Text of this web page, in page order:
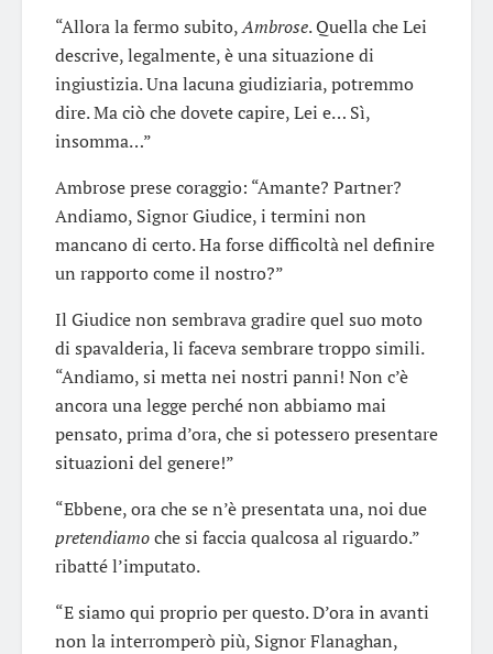
“Allora la fermo subito,Ambrose. Quella che Lei
descrive, legalmente, è una situazione di
ingiustizia. Una lacuna giudiziaria, potremmo
dire. Ma ciò che dovete capire, Lei e… Sì,
insomma…”
Ambrose prese coraggio: “Amante? Partner?
Andiamo, Signor Giudice, i termini non
mancano di certo. Ha forse difficoltà nel definire
un rapporto come il nostro?”
Il Giudice non sembrava gradire quel suo moto
di spavalderia, li faceva sembrare troppo simili.
“Andiamo, si metta nei nostri panni! Non c’è
ancora una legge perché non abbiamo mai
pensato, prima d’ora, che si potessero presentare
situazioni del genere!”
“Ebbene, ora che se n’è presentata una, noi due
pretendiamoche si faccia qualcosa al riguardo.”
ribatté l’imputato.
“E siamo qui proprio per questo. D’ora in avanti
non la interromperò più, Signor Flanaghan,